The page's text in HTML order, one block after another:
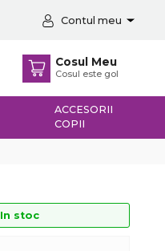
Contul meu
Cosul Meu
Cosul este gol
ACCESORII
COPII
In stoc